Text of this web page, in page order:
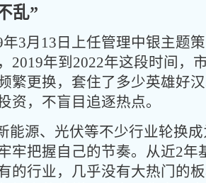
乱”
年3月13日上任管理中银主题
2019年到2022年这段时间，
繁更换，套住了多少英雄好
资，不盲目追逐热点。
能源、光伏等不少行业轮换
牢把握自己的节奏。从近2年
的行业，几乎没有大热门的